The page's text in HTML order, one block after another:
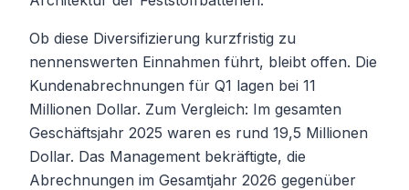
Ob diese Diversifizierung kurzfristig zu
nennenswerten Einnahmen führt, bleibt offen. Die
Kundenabrechnungen für Q1 lagen bei 11
Millionen Dollar. Zum Vergleich: Im gesamten
Geschäftsjahr 2025 waren es rund 19,5 Millionen
Dollar. Das Management bekräftigte, die
Abrechnungen im Gesamtjahr 2026 gegenüber